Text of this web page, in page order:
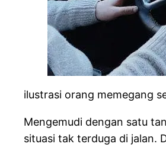
ilustrasi orang memegang
Mengemudi dengan satu
situasi tak terduga di jalan.